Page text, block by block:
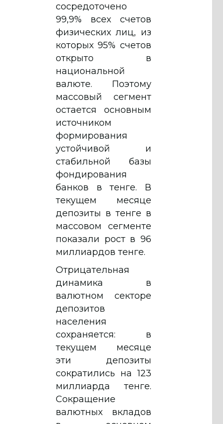
сосредоточено
99,9% всех счетов
физических лиц, из
которых 95% счетов
открыто в
национальной
валюте. Поэтому
массовый сегмент
остается основным
источником
формирования
устойчивой и
стабильной базы
фондирования
банков в тенге. В
текущем месяце
депозиты в тенге в
массовом сегменте
показали рост в 96
миллиардов тенге.
Отрицательная
динамика в
валютном секторе
депозитов
населения
сохраняется: в
текущем месяце
эти депозиты
сократились на 123
миллиарда тенге.
Сокращение
валютных вкладов